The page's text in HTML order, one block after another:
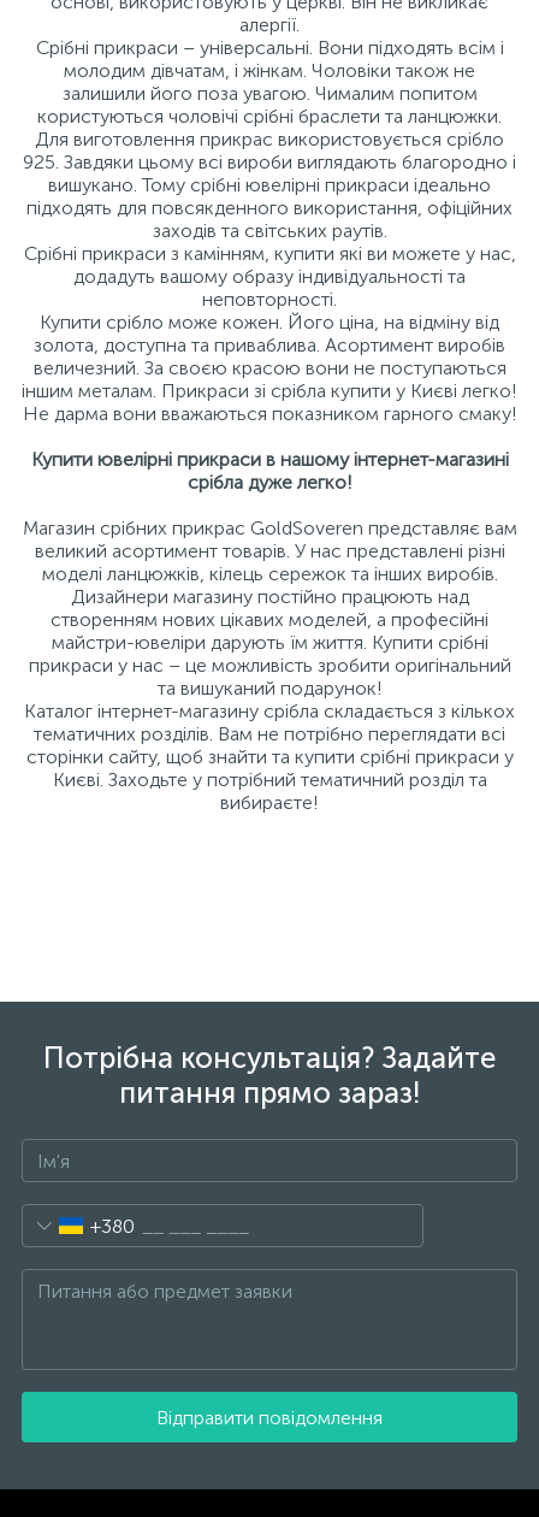
алергії.
Срібні прикраси – універсальні. Вони підходять всім і
молодим дівчатам, і жінкам. Чоловіки також не
залишили його поза увагою. Чималим попитом
користуються чоловічі срібні браслети та ланцюжки.
Для виготовлення прикрас використовується срібло
925. Завдяки цьому всі вироби виглядають благородно і
вишукано. Тому срібні ювелірні прикраси ідеально
підходять для повсякденного використання, офіційних
заходів та світських раутів.
Срібні прикраси з камінням, купити які ви можете у нас,
додадуть вашому образу індивідуальності та
неповторності.
Купити срібло може кожен. Його ціна, на відміну від
золота, доступна та приваблива. Асортимент виробів
величезний. За своєю красою вони не поступаються
іншим металам. Прикраси зі срібла купити у Києві легко!
Не дарма вони вважаються показником гарного смаку!
Купити ювелірні прикраси в нашому інтернет-магазині
срібла дуже легко!
Магазин срібних прикрас GoldSoveren представляє вам
великий асортимент товарів. У нас представлені різні
моделі ланцюжків, кілець сережок та інших виробів.
Дизайнери магазину постійно працюють над
створенням нових цікавих моделей, а професійні
майстри-ювеліри дарують їм життя. Купити срібні
прикраси у нас – це можливість зробити оригінальний
та вишуканий подарунок!
Каталог інтернет-магазину срібла складається з кількох
тематичних розділів. Вам не потрібно переглядати всі
сторінки сайту, щоб знайти та купити срібні прикраси у
Києві. Заходьте у потрібний тематичний розділ та
вибираєте!
Потрібна консультація? Задайте
питання прямо зараз!
+380
Відправити повідомлення